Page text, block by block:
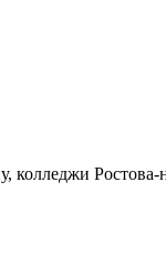
колледжи